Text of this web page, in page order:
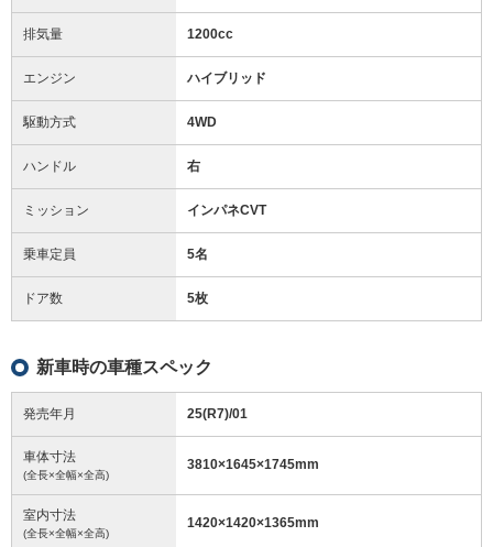
排気量 1200cc
エンジン ハイブリッド
駆動方式 4WD
ハンドル 右
ミッション インパネCVT
乗車定員 5名
ドア数 5枚
新車時の車種スペック
発売年月 25(R7)/01
車体寸法
(全長×全幅×全高)
3810×1645×1745mm
室内寸法
(全長×全幅×全高)
1420×1420×1365mm